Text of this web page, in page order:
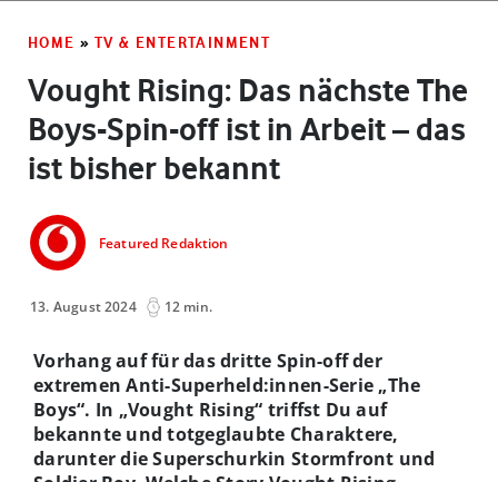
HOME » TV & ENTERTAINMENT
Vought Rising: Das nächste The
Boys-Spin-off ist in Arbeit – das
ist bisher bekannt
Featured Redaktion
13. August 2024 12 min.
Vorhang auf für das dritte Spin-off der
extremen Anti-Superheld:innen-Serie „The
Boys“. In „Vought Rising“ triffst Du auf
bekannte und totgeglaubte Charaktere,
darunter die Superschurkin Stormfront und